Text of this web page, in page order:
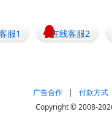
服1 在线客服2
广告合作 |
付款方式
Copyright © 2008-